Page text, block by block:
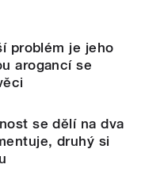
problém je jeho
arogancí se
se dělí na dva
druhý si